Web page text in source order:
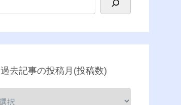
過去記事の投稿月(投稿数)